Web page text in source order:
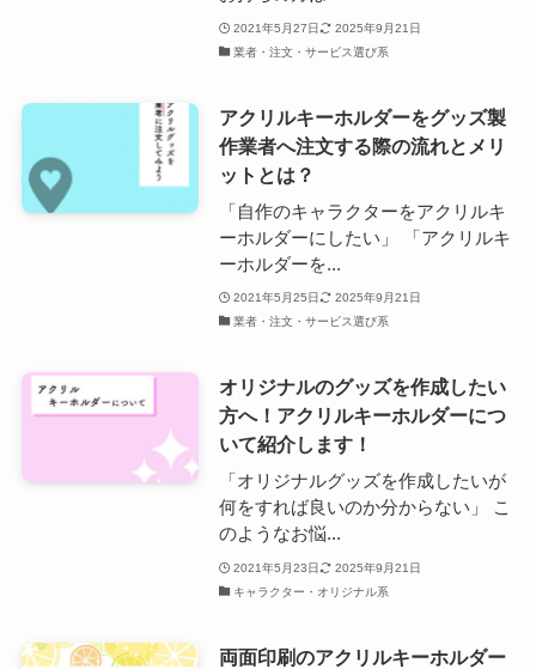
2021年5月27日
2025年9月21日
業者・注文・サービス選び系
アクリルキーホルダーをグッズ製
作業者へ注文する際の流れとメリ
ットとは？
「自作のキャラクターをアクリルキ
ーホルダーにしたい」 「アクリルキ
ーホルダーを...
2021年5月25日
2025年9月21日
業者・注文・サービス選び系
オリジナルのグッズを作成したい
方へ！アクリルキーホルダーにつ
いて紹介します！
「オリジナルグッズを作成したいが
何をすれば良いのか分からない」 こ
のようなお悩...
2021年5月23日
2025年9月21日
キャラクター・オリジナル系
両面印刷のアクリルキーホルダー